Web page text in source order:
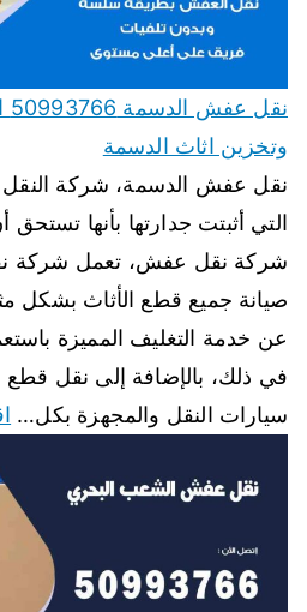
وتخزين اثاث الدسمة
نقل عفش الدسمة، شركة النقل
التي أثبتت جدارتها بأنها
شركة نقل عفش، تعمل شركة
صيانة جميع قطع الأثاث بشكل
عن خدمة التغليف المميزة
في ذلك، بالإضافة إلى نقل قطع
سيارات النقل والمجهزة بكل…